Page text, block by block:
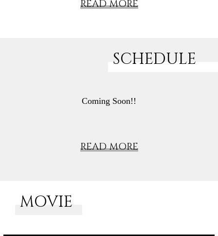
READ MORE
SCHEDULE
Coming Soon!!
READ MORE
MOVIE